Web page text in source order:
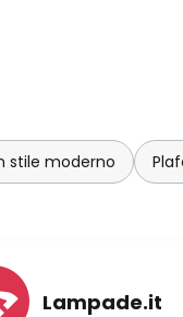
stile moderno
Lampade.it